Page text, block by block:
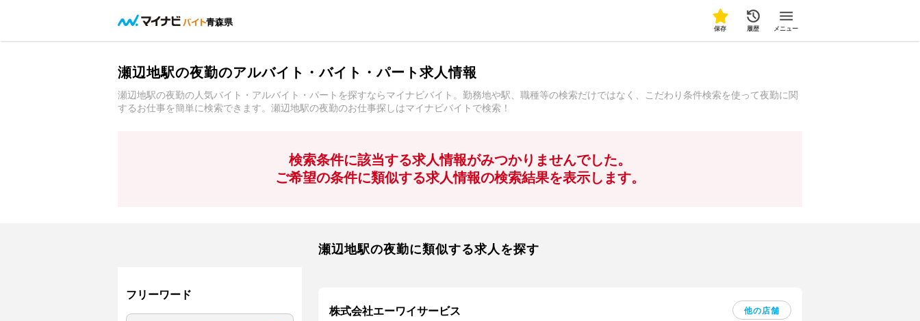
青森県
保存 履歴 メニュー
瀬辺地駅の夜勤のアルバイト・バイト・パート求人情報
瀬辺地駅の夜勤の人気バイト・アルバイト・パートを探すならマイナビバイト。勤務地や駅、職種等の検索だけではなく、こだわり条件検索を使って夜勤に関
するお仕事を簡単に検索できます。瀬辺地駅の夜勤のお仕事探しはマイナビバイトで検索！
検索条件に該当する求人情報がみつかりませんでした。
ご希望の条件に類似する求人情報の検索結果を表示します。
フリーワード
瀬辺地駅の夜勤に類似する求人を探す
株式会社エーワイサービス 他の店舗